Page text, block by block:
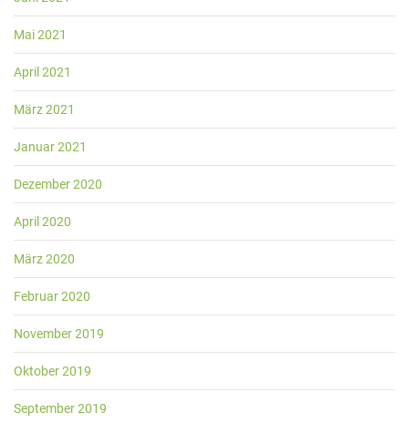
Mai 2021
April 2021
März 2021
Januar 2021
Dezember 2020
April 2020
März 2020
Februar 2020
November 2019
Oktober 2019
September 2019